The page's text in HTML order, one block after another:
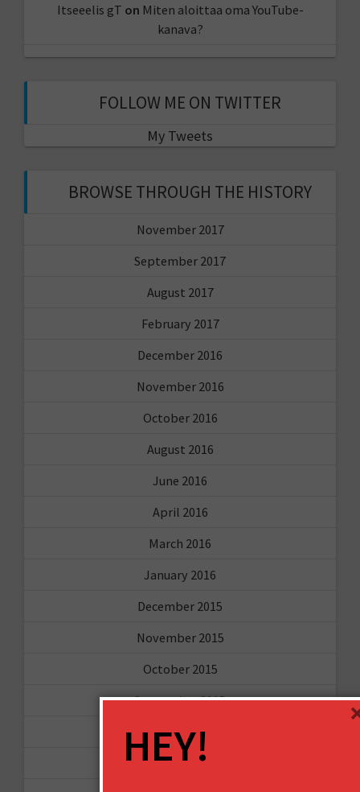
Itseeelis gT on Miten aloittaa oma YouTube-
kanava?
FOLLOW ME ON TWITTER
My Tweets
BROWSE THROUGH THE HISTORY
November 2017
September 2017
August 2017
February 2017
December 2016
November 2016
October 2016
August 2016
June 2016
April 2016
March 2016
January 2016
December 2015
November 2015
October 2015
September 2015
February 2015
January 2015
HEY!